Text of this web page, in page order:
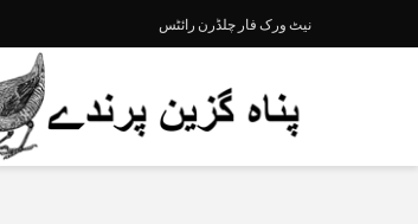
نیٹ ورک فار چلڈرن رائٹس